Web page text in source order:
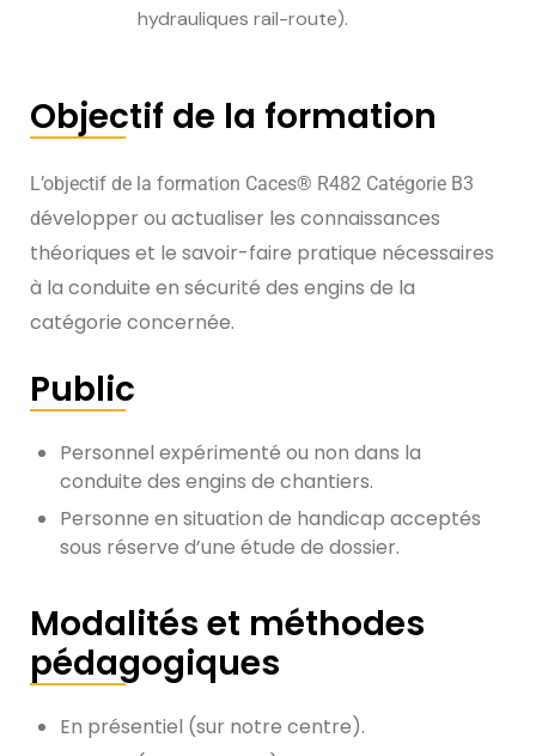
hydrauliques rail-route).
Objectif de la formation
L’objectif de la formation Caces® R482 Catégorie B3
développer ou actualiser les connaissances
théoriques et le savoir-faire pratique nécessaires
à la conduite en sécurité des engins de la
catégorie concernée.
Public
Personnel expérimenté ou non dans la
conduite des engins de chantiers.
Personne en situation de handicap acceptés
sous réserve d’une étude de dossier.
Modalités et méthodes
pédagogiques
En présentiel (sur notre centre).